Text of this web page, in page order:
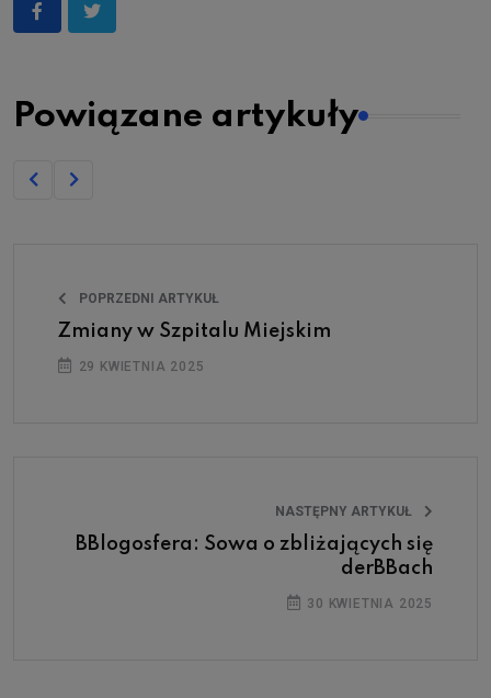
Powiązane artykuły
POPRZEDNI ARTYKUŁ
Zmiany w Szpitalu Miejskim
29 KWIETNIA 2025
NASTĘPNY ARTYKUŁ
BBlogosfera: Sowa o zbliżających się
derBBach
30 KWIETNIA 2025